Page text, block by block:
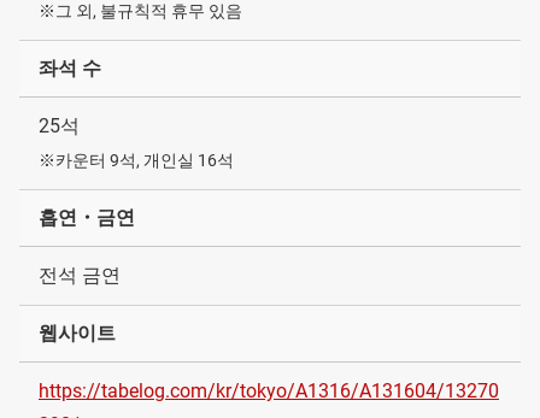
※그 외, 불규칙적 휴무 있음
좌석 수
25석
※카운터 9석, 개인실 16석
흡연・금연
전석 금연
웹사이트
https://tabelog.com/kr/tokyo/A1316/A131604/13270